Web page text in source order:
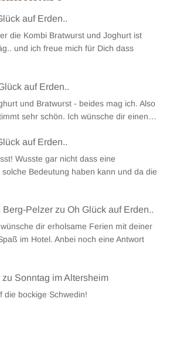
auf Erden..
die Kombi Bratwurst und Joghurt ist
und ich freue mich für Dich dass
auf Erden..
und Bratwurst - beides mag ich. Also
sehr schön. Ich wünsche dir einen…
auf Erden..
Wusste gar nicht dass eine
Bedeutung haben kann und da die
Berg-Pelzerzu Oh Glück auf Erden..
dir erholsame Ferien mit deiner
im Hotel. Anbei noch eine Antwort
zu Sonntag im Altersheim
die bockige Schwedin!